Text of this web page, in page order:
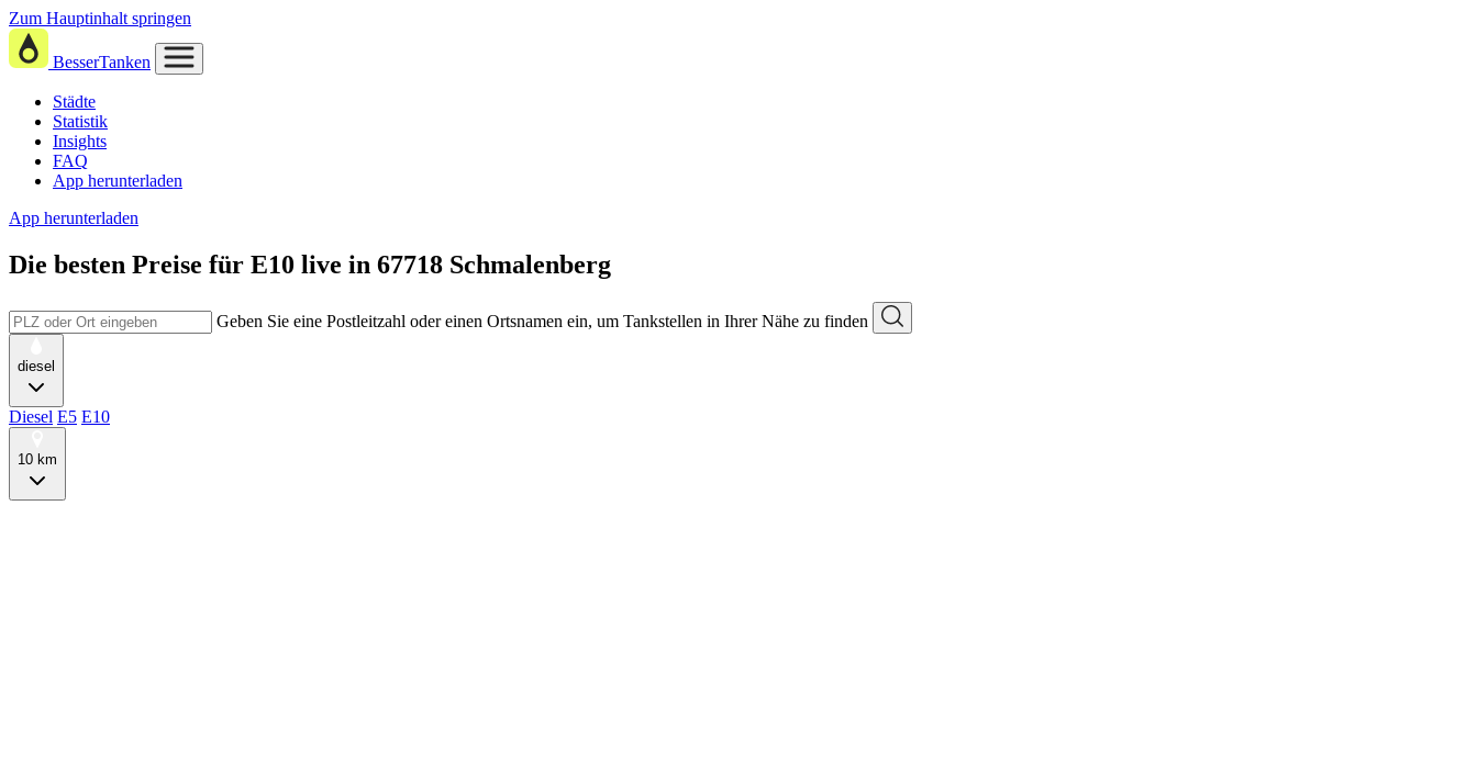
Zum Hauptinhalt springen
BesserTanken
Städte
Statistik
Insights
FAQ
App herunterladen
App herunterladen
Die besten Preise für E10 live in 67718 Schmalenberg
Geben Sie eine Postleitzahl oder einen Ortsnamen ein, um Tankstellen in Ihrer Nähe zu finden
diesel
Diesel E5 E10
10 km